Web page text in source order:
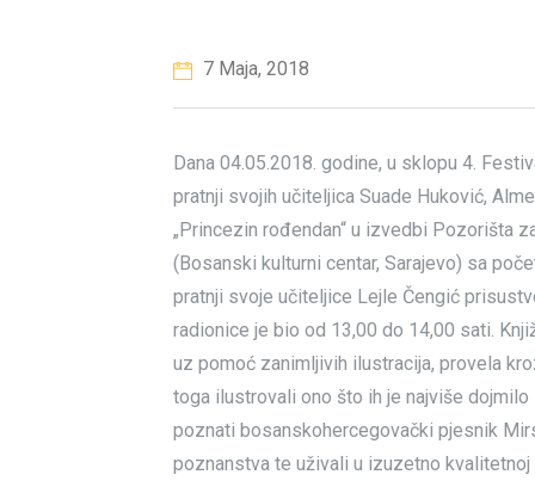
7 Maja, 2018
Dana 04.05.2018. godine, u sklopu 4.
pratnji svojih učiteljica Suade Huković,
„Princezin rođendan“ u izvedbi Pozorišta
(Bosanski kulturni centar, Sarajevo) sa
pratnji svoje učiteljice Lejle Čengić
radionice je bio od 13,00 do 14,00 sati.
uz pomoć zanimljivih ilustracija, provela
toga ilustrovali ono što ih je najviše
poznati bosanskohercegovački pjesnik
poznanstva te uživali u izuzetno kvalitetnoj